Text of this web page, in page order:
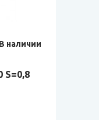
В наличии
S=0,8